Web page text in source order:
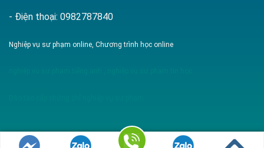
- Điện thoại: 0982787840
Nghiệp vụ sư phạm online, Chương trình học online